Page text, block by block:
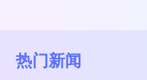
热门新闻